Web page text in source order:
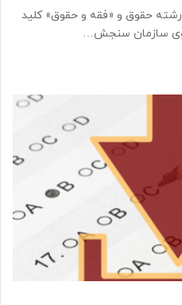
کلید آزمون کارشناسی ارشد 1403 رشته حقوق و «فقه و حقوق» کلید